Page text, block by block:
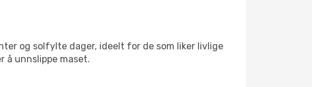
og solfylte dager, ideelt for de som liker livlige
å unnslippe maset.